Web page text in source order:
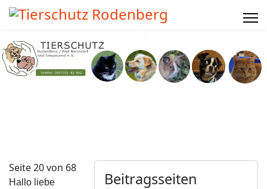
Beitragsseiten
Seite 20 von 68
Hallo liebe